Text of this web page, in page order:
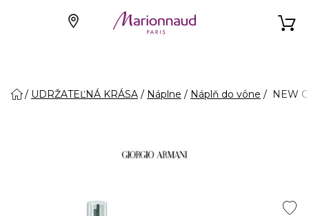
UDRŽATEĽNÁ KRÁSA Náplne Náplň do vône NEW